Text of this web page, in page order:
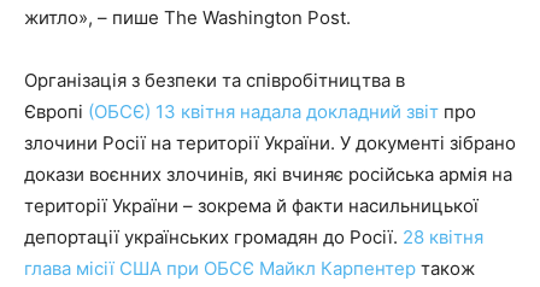
житло», – пише The Washington Post.
Організація з безпеки та співробітництва в
Європі (ОБСЄ) 13 квітня надала докладний звіт про
злочини Росії на території України. У документі зібрано
докази воєнних злочинів, які вчиняє російська армія на
території України – зокрема й факти насильницької
депортації українських громадян до Росії. 28 квітня
глава місії США при ОБСЄ Майкл Карпентер також